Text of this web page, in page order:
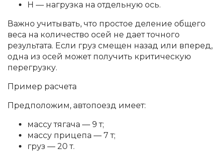
H — нагрузка на отдельную ось.
Важно учитывать, что простое деление общего
веса на количество осей не дает точного
результата. Если груз смещен назад или вперед,
одна из осей может получить критическую
перегрузку.
Пример расчета
Предположим, автопоезд имеет:
массу тягача — 9 т;
массу прицепа — 7 т;
груз — 20 т.